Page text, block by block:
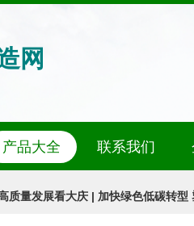
网
产品大全 联系我们
质量发展看大庆 | 加快绿色低碳转型